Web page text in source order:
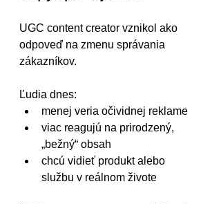
UGC content creator vznikol ako
odpoveď na zmenu správania
zákazníkov.
Ľudia dnes:
menej veria očividnej reklame
viac reagujú na prirodzený,
„bežný“ obsah
chcú vidieť produkt alebo
službu v reálnom živote